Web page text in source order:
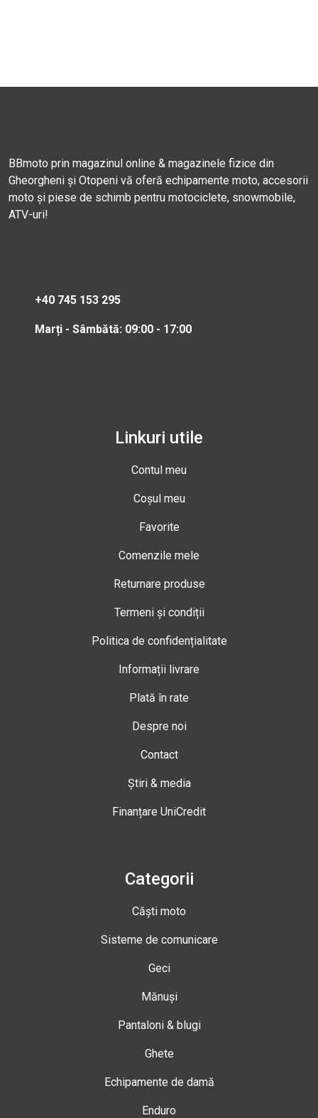
BBmoto prin magazinul online & magazinele fizice din
Gheorgheni și Otopeni vă oferă echipamente moto, accesorii
moto și piese de schimb pentru motociclete, snowmobile,
ATV-uri!
+40 745 153 295
Marți - Sâmbătă: 09:00 - 17:00
Linkuri utile
Contul meu
Coșul meu
Favorite
Comenzile mele
Returnare produse
Termeni și condiții
Politica de confidențialitate
Informații livrare
Plată în rate
Despre noi
Contact
Știri & media
Finanțare UniCredit
Categorii
Căști moto
Sisteme de comunicare
Geci
Mănuși
Pantaloni & blugi
Ghete
Echipamente de damă
Enduro